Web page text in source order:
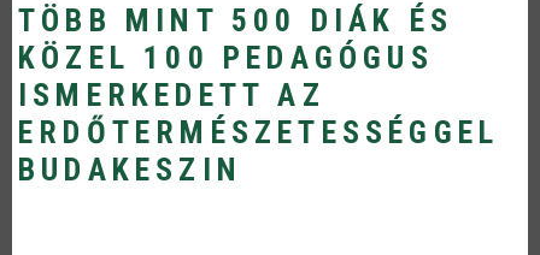
TÖBB MINT 500 DIÁK ÉS
KÖZEL 100 PEDAGÓGUS
ISMERKEDETT AZ
ERDŐTERMÉSZETESSÉGGEL
BUDAKESZIN